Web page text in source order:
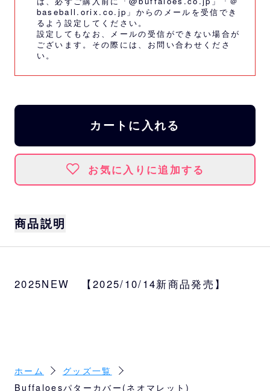
baseball.orix.co.jp」からのメールを受信でき
るよう設定してください。
設定してもなお、メールの受信ができない場合が
ございます。その際には、 お問い合わせくださ
い。
カートに入れる
お気に入りに追加する
商品説明
素材
合成皮革(PU)
2025NEW 【2025/10/14新商品発売】
ホーム
グッズ一覧
Buffaloesパターカバー(ネオマレット)